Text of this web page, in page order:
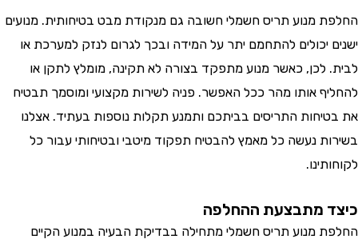
מנוע תריס חשמלי חשובה גם מנקודת מבט בטיחותית. מנועים
יכולים להתחמם יתר על המידה ובכך לגרום לנזק למערכת או
לכן, כאשר מנוע מתפקד בצורה לא תקינה, מומלץ לתקן או
אותו מהר ככל האפשר. פניה לשירות מקצועי ומוסמך תבטיח
התריסים בביתכם ותמנע תקלות נוספות בעתיד. אצלנו
נעשה כל מאמץ להבטיח תפקוד מיטבי ובטיחותי עבור כל
מתבצעת ההחלפה
מנוע תריס חשמלי מתחילה בבדיקת הבעיה במנוע הקיים